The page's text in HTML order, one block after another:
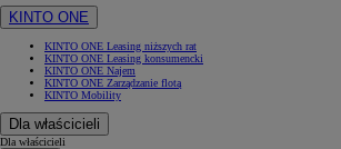
KINTO ONE
KINTO ONE Leasing niższych rat
KINTO ONE Leasing konsumencki
KINTO ONE Najem
KINTO ONE Zarządzanie flotą
KINTO Mobility
Dla właścicieli
Dla właścicieli